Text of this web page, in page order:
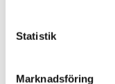
Statistik
Marknadsföring
Bli den första att